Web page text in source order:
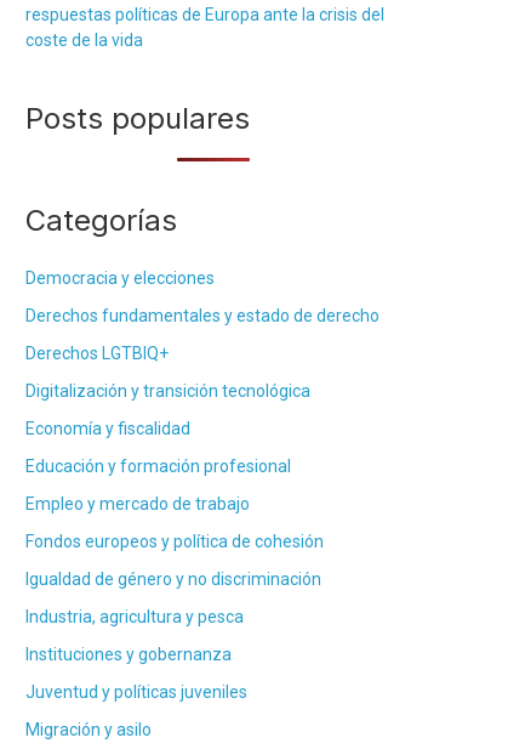
respuestas políticas de Europa ante la crisis del
coste de la vida
Posts populares
Categorías
Democracia y elecciones
Derechos fundamentales y estado de derecho
Derechos LGTBIQ+
Digitalización y transición tecnológica
Economía y fiscalidad
Educación y formación profesional
Empleo y mercado de trabajo
Fondos europeos y política de cohesión
Igualdad de género y no discriminación
Industria, agricultura y pesca
Instituciones y gobernanza
Juventud y políticas juveniles
Migración y asilo